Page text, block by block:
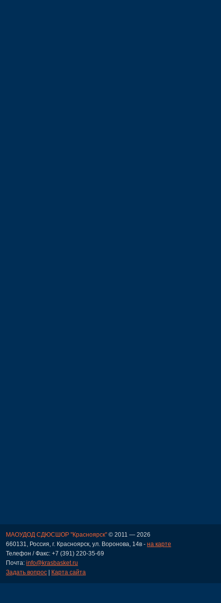
МАОУДОД СДЮСШОР "Красноярск" © 2011 — 2026
660131, Россия, г. Красноярск, ул. Воронова, 14в - на карте
Телефон / Факс: +7 (391) 220-35-69
Почта: info@krasbasket.ru
Задать вопрос | Карта сайта